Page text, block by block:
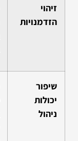
זיהוי
הזדמנויות
שיפור
יכולות
ניהול